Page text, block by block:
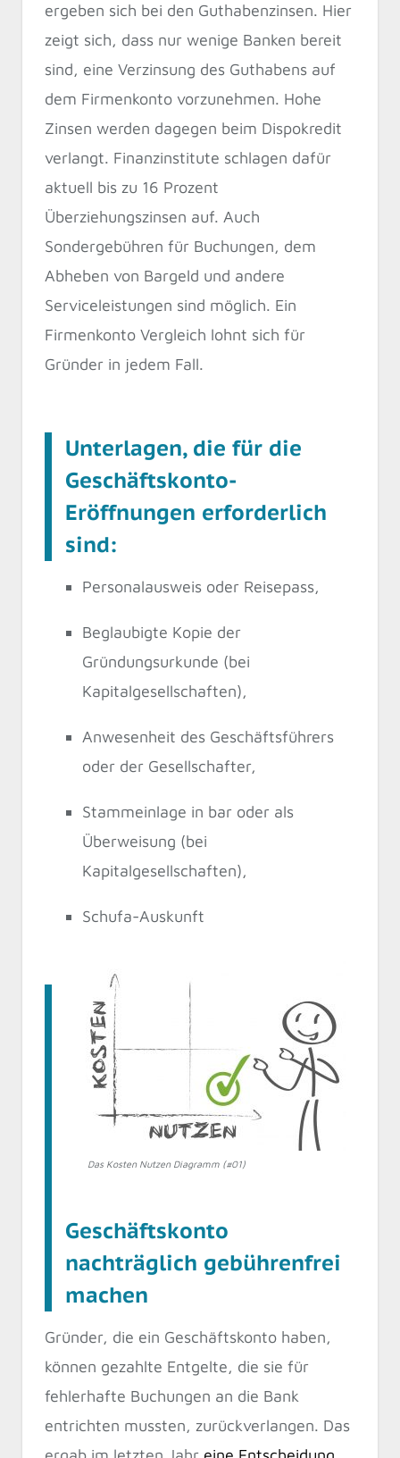
ergeben sich bei den Guthabenzinsen. Hier
zeigt sich, dass nur wenige Banken bereit
sind, eine Verzinsung des Guthabens auf
dem Firmenkonto vorzunehmen. Hohe
Zinsen werden dagegen beim Dispokredit
verlangt. Finanzinstitute schlagen dafür
aktuell bis zu 16 Prozent
Überziehungszinsen auf. Auch
Sondergebühren für Buchungen, dem
Abheben von Bargeld und andere
Serviceleistungen sind möglich. Ein
Firmenkonto Vergleich lohnt sich für
Gründer in jedem Fall.
Unterlagen, die für die
Geschäftskonto-
Eröffnungen erforderlich
sind:
Personalausweis oder Reisepass,
Beglaubigte Kopie der
Gründungsurkunde (bei
Kapitalgesellschaften),
Anwesenheit des Geschäftsführers
oder der Gesellschafter,
Stammeinlage in bar oder als
Überweisung (bei
Kapitalgesellschaften),
Schufa-Auskunft
Das Kosten Nutzen Diagramm (#01)
Geschäftskonto
nachträglich gebührenfrei
machen
Gründer, die ein Geschäftskonto haben,
können gezahlte Entgelte, die sie für
fehlerhafte Buchungen an die Bank
entrichten mussten, zurückverlangen. Das